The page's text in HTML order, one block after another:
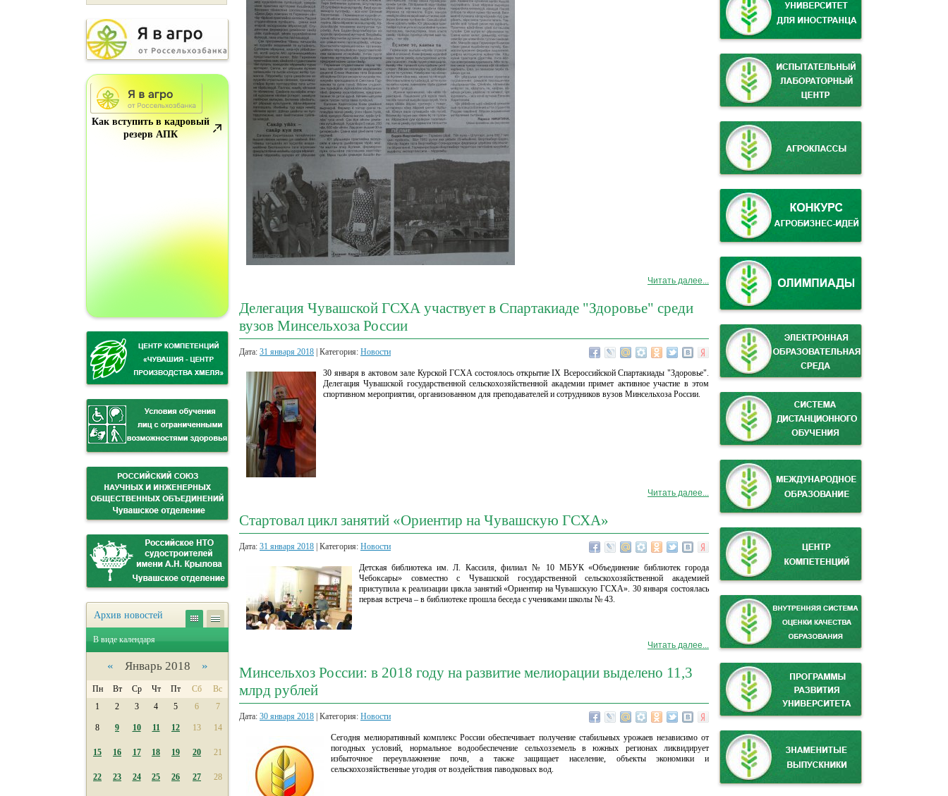
Как вступить в кадровый
резерв АПК
Архив новостей
В виде календаря
« Январь 2018 »
Пн Вт Ср Чт Пт Сб
Вс
1
2 3 4 5 6 7
8 9 10 11 12 13 14
15 16 17 18 19 20 21
22 23 24 25 26 27 28
Читать далее...
Делегация Чувашской ГСХА участвует в Спартакиаде "Здоровье" среди
вузов Минсельхоза России
Дата: 31 января 2018 | Категория: Новости
30 января в актовом зале Курской ГСХА состоялось открытие IX Всероссийской Спартакиады "Здоровье".
Делегация Чувашской государственной сельскохозяйственной академии примет активное участие в этом
спортивном мероприятии, организованном для преподавателей и сотрудников вузов Минсельхоза России.
Читать далее...
Стартовал цикл занятий «Ориентир на Чувашскую ГСХА»
Дата: 31 января 2018 | Категория: Новости
Детская библиотека им. Л. Кассиля, филиал № 10 МБУК «Объединение библиотек города
Чебоксары» совместно с Чувашской государственной сельскохозяйственной академией
приступила к реализации цикла занятий «Ориентир на Чувашскую ГСХА». 30 января состоялась
первая встреча – в библиотеке прошла беседа с учениками школы № 43.
Читать далее...
Минсельхоз России: в 2018 году на развитие мелиорации выделено 11,3
млрд рублей
Дата: 30 января 2018 | Категория: Новости
Сегодня мелиоративный комплекс России обеспечивает получение стабильных урожаев независимо от
погодных условий, нормальное водообеспечение сельхозземель в южных регионах ликвидирует
избыточное переувлажнение почв, а также защищает население, объекты экономики и
сельскохозяйственные угодия от воздействия паводковых вод.